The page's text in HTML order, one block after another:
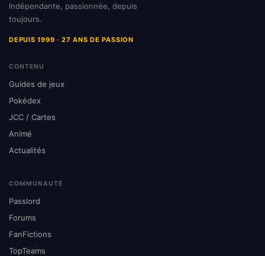
Indépendante, passionnée, depuis
toujours.
DEPUIS 1999 · 27 ANS DE PASSION
CONTENU
Guides de jeux
Pokédex
JCC / Cartes
Animé
Actualités
COMMUNAUTÉ
Passlord
Forums
FanFictions
TopTeams